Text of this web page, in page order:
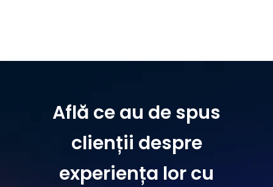
Află ce au de spus
clienții despre
experiența lor cu